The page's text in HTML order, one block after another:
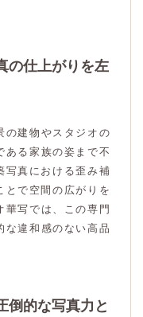
の仕上がりを左
の建物やスタジオの
ある家族の姿まで不
写真における歪み補
とで空間の広がりを
華写では、この専門
な違和感のない高品
倒的な写真力と